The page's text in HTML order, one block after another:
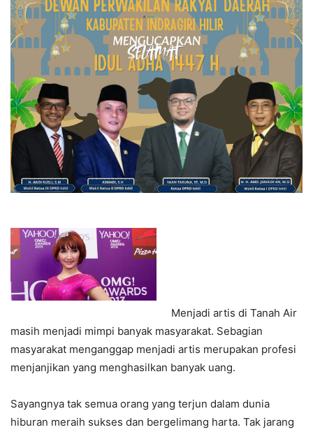
Menjadi artis di Tanah Air
masih menjadi mimpi banyak masyarakat. Sebagian
masyarakat menganggap menjadi artis merupakan profesi
menjanjikan yang menghasilkan banyak uang.
Sayangnya tak semua orang yang terjun dalam dunia
hiburan meraih sukses dan bergelimang harta. Tak jarang